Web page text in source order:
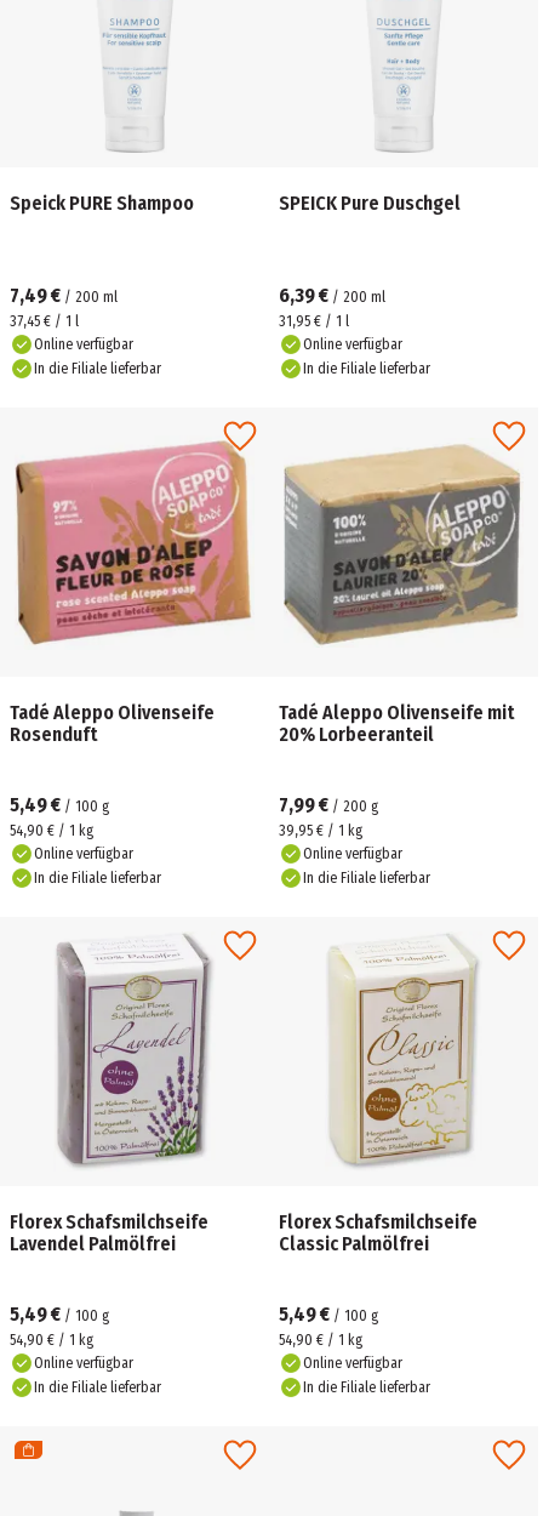
Speick PURE Shampoo
7,49 € / 200 ml
37,45 € / 1 l
Online verfügbar
In die Filiale lieferbar
SPEICK Pure Duschgel
6,39 € / 200 ml
31,95 € / 1 l
Online verfügbar
In die Filiale lieferbar
Tadé Aleppo Olivenseife
Rosenduft
5,49 € / 100 g
54,90 € / 1 kg
Online verfügbar
In die Filiale lieferbar
Tadé Aleppo Olivenseife mit
20% Lorbeeranteil
7,99 € / 200 g
39,95 € / 1 kg
Online verfügbar
In die Filiale lieferbar
Florex Schafsmilchseife
Lavendel Palmölfrei
5,49 € / 100 g
54,90 € / 1 kg
Online verfügbar
In die Filiale lieferbar
Florex Schafsmilchseife
Classic Palmölfrei
5,49 € / 100 g
54,90 € / 1 kg
Online verfügbar
In die Filiale lieferbar